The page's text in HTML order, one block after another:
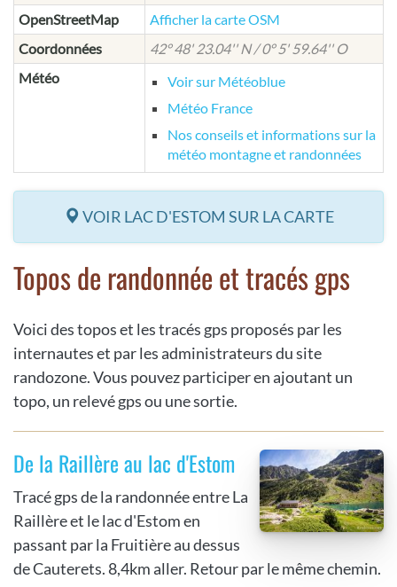
OpenStreetMap
Afficher la carte OSM
Coordonnées
42° 48' 23.04'' N / 0° 5' 59.64'' O
Météo
Voir sur Météoblue
Météo France
Nos conseils et informations sur la
météo montagne et randonnées
VOIR LAC D'ESTOM SUR LA CARTE
Topos de randonnée et tracés gps
Voici des topos et les tracés gps proposés par les
internautes et par les administrateurs du site
randozone. Vous pouvez participer en ajoutant un
topo, un relevé gps ou une sortie.
De la Raillère au lac d'Estom
Tracé gps de la randonnée entre La
Raillère et le lac d'Estom en
passant par la Fruitière au dessus
de Cauterets. 8,4km aller. Retour par le même chemin.